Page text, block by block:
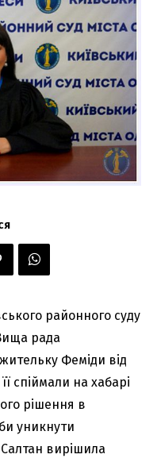
районного суду
рада
Феміди від
спіймали на хабарі
рішення в
уникнути
вирішила